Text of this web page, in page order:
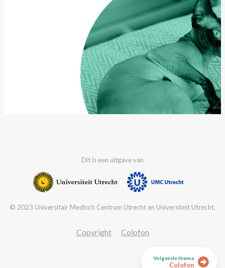
Volgende thema
Colofon
Dit is een uitgave van
© 2023 Universitair Medisch Centrum Utrecht en Universiteit Utrecht.
Copyright Colofon